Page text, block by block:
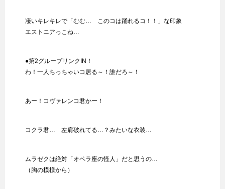
凄いキレキレで「むむ… このコは踊れるコ！！」な印象
エストニアっこね…
●第2グループリンクIN！
わ！一人ちっちゃいコ居る～！誰だろ～！
あー！コヴァレンコ君かー！
コクラ君… 左肩破れてる…？みたいな衣装…
ムラゼクは絶対「オペラ座の怪人」だと思うの…
（胸の模様から）